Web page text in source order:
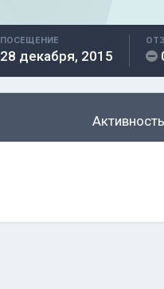
ПОСЕЩЕНИЕ
28 декабря, 2015
Активность